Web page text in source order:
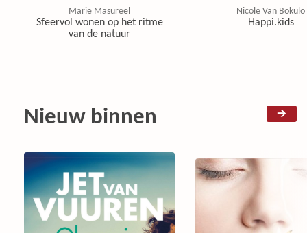
Marie Masureel
Sfeervol wonen op het ritme
van de natuur
Nicole Van Bokulo
Happi.kids
Nieuw binnen